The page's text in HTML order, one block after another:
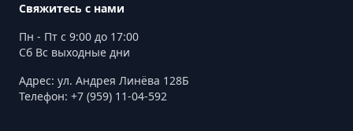
Свяжитесь с нами
Пн - Пт с 9:00 до 17:00
Сб Вс выходные дни
Адрес: ул. Андрея Линёва 128Б
Телефон: +7 (959) 11-04-592